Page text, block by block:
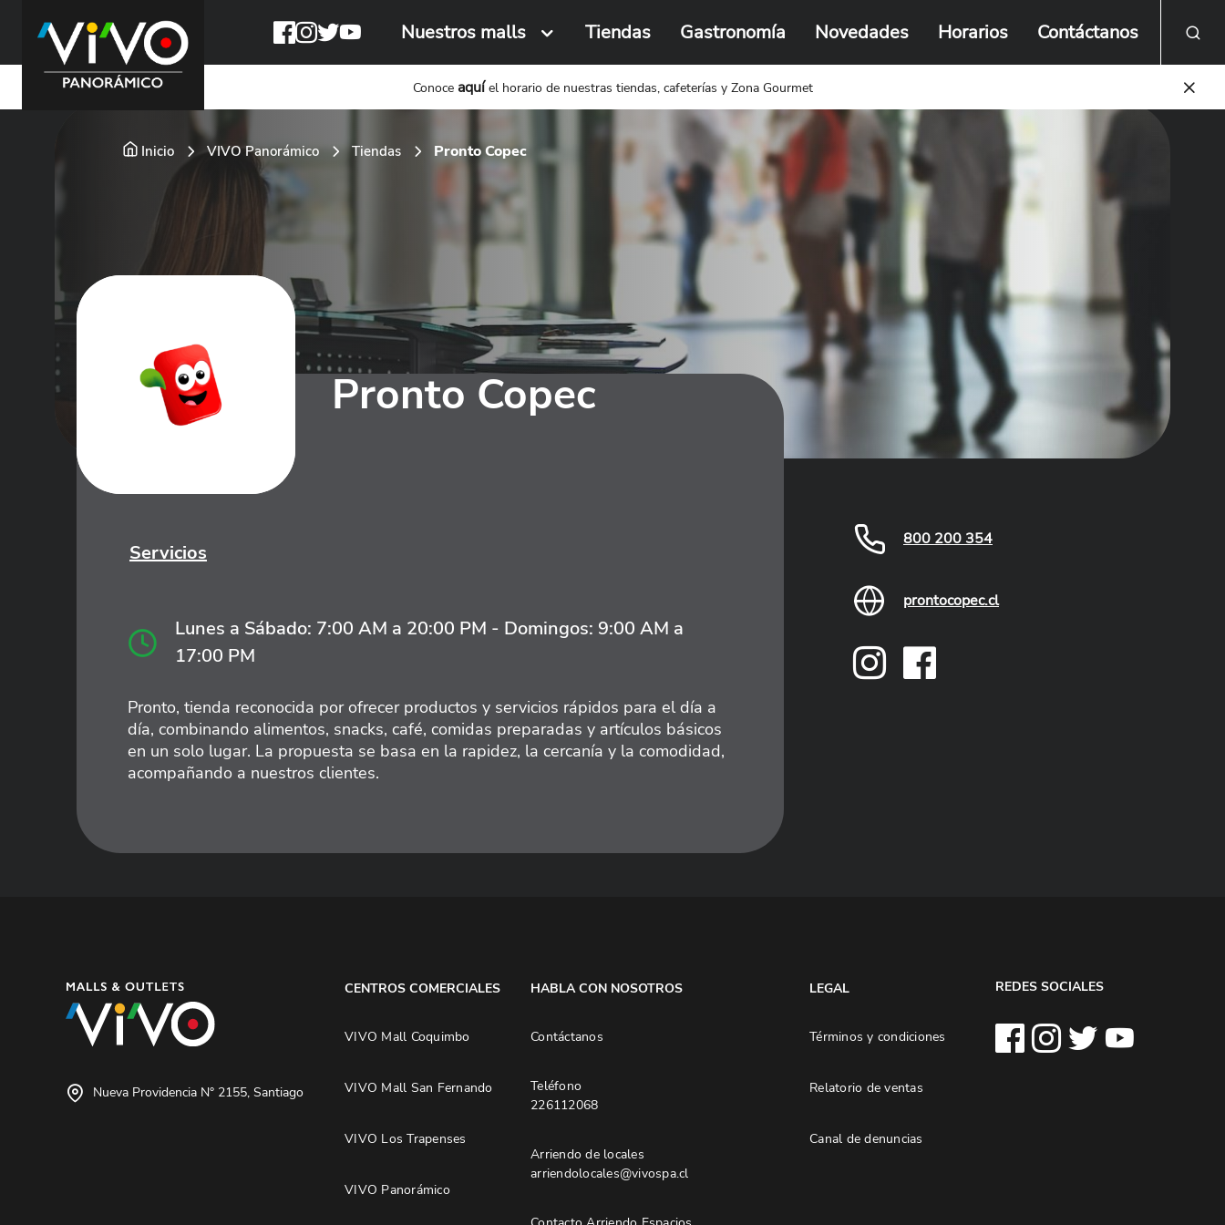
Nuestros malls Tiendas Gastronomía Novedades Horarios Contáctanos
Busca una tienda o local
Conoce aquíel horario de nuestras tiendas, cafeterías y Zona Gourmet
Inicio VIVO Panorámico Tiendas Pronto Copec
Pronto Copec
Servicios
Lunes a Sábado: 7:00 AM a 20:00 PM - Domingos: 9:00 AM a
17:00 PM
Pronto, tienda reconocida por ofrecer productos y servicios rápidos para el día a
día, combinando alimentos, snacks, café, comidas preparadas y artículos básicos
en un solo lugar. La propuesta se basa en la rapidez, la cercanía y la comodidad,
acompañando a nuestros clientes.
800 200 354
prontocopec.cl
Nueva Providencia N° 2155, Santiago
CENTROS COMERCIALES
VIVO Mall Coquimbo
VIVO Mall San Fernando
VIVO Los Trapenses
VIVO Panorámico
HABLA CON NOSOTROS
Contáctanos
Teléfono
226112068
Arriendo de locales
arriendolocales@vivospa.cl
LEGAL
Términos y condiciones
Relatorio de ventas
Canal de denuncias
REDES SOCIALES